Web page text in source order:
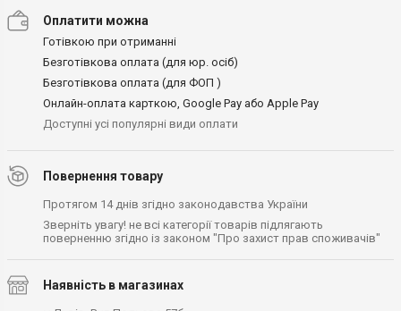
Оплатити можна
Готівкою при отриманні
Безготівкова оплата (для юр. осіб)
Безготівкова оплата (для ФОП )
Онлайн-оплата карткою, Google Pay або Apple Pay
Доступні усі популярні види оплати
Повернення товару
Протягом 14 днів згідно законодавства України
Зверніть увагу! не всі категорії товарів підлягають
поверненню згідно із законом "Про захист прав споживачів"
Наявність в магазинах